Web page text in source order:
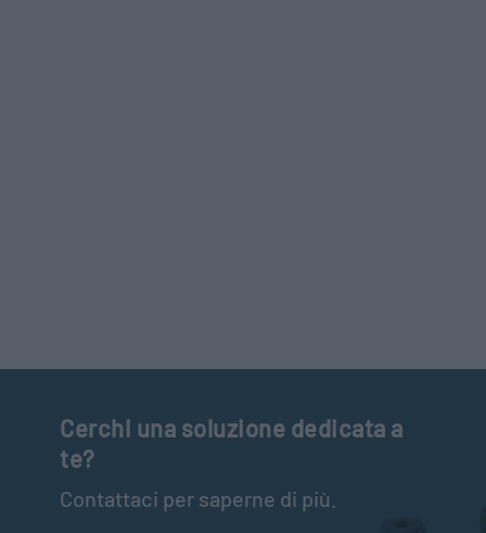
Cerchi una soluzione dedicata a
te?
Contattaci per saperne di più.